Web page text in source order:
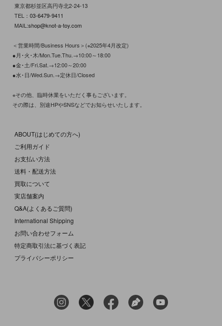
東京都杉並区高円寺北2-24-13
TEL： 03-6479-9411
MAIL:shop@knot-a-toy.com
＜営業時間/Business Hours＞(※2025年4月改定)
●月･火･木/Mon.Tue.Thu.→10:00～18:00
●金･土/Fri.Sat.→12:00～20:00
●水･日/Wed.Sun.→定休日/Closed
※その他、臨時休業をいただく事もございます。
その際は、別途HPやSNSなどでお知らせいたします。
ABOUT(はじめての方へ)
ご利用ガイド
お支払い方法
送料・配送方法
買取について
実店舗案内
Q&A(よくあるご質問)
International Shipping
お問い合わせフォーム
特定商取引法に基づく表記
プライバシーポリシー